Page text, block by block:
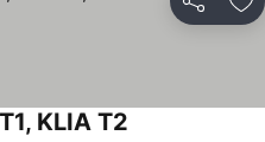
分享 加
KLIA T2